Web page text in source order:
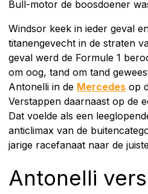
Bull-motor de boosdoener
Windsor keek in ieder geval
titanengevecht in de straten
geval werd de Formule 1
om oog, tand om tand
Antonelli in de Mercedes op
Verstappen daarnaast op de
Dat voelde als een
anticlimax van de
jarige racefanaat naar de
Antonelli